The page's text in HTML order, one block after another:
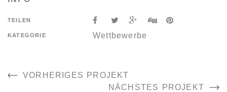
TEILEN
KATEGORIE Wettbewerbe
VORHERIGES PROJEKT
NÄCHSTES PROJEKT